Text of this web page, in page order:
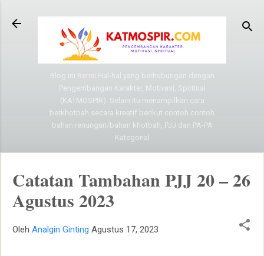
Langsung ke konten utama
Blog ini Berisi Hal-hal yang berhubungan dengan
Pengembangan Karakter, Motivasi, Spiritual
(KATMOSPIR). Selain itu menampilkan cara
berkhotbah secara kreatif berikut contoh contoh
bahan renungan/bahan khotbah, PJJ dan PA-PA
Kategorial
Catatan Tambahan PJJ 20 – 26
Agustus 2023
Oleh Analgin Ginting Agustus 17, 2023